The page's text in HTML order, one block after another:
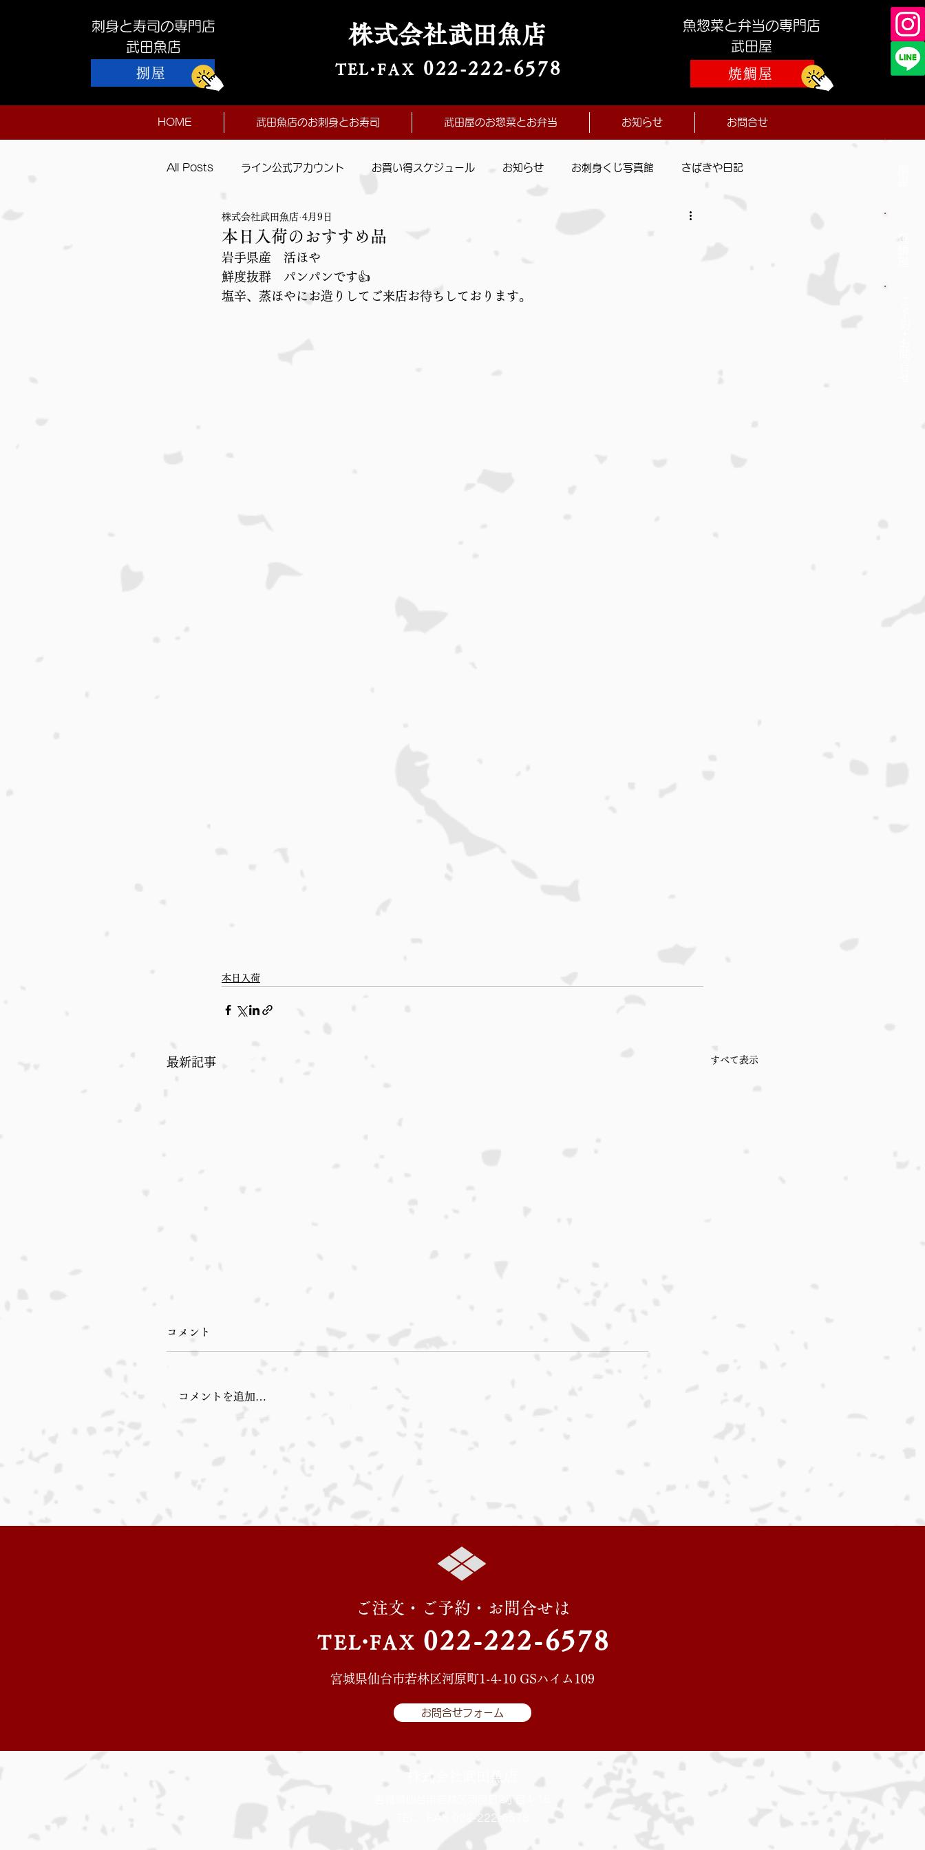
焼鯛屋
刺身と寿司の専門店
​武田魚店
捌屋
株式会社武田魚店
TEL・FAX 022-222-6578
魚惣菜と弁当の専門店
​武田屋
焼鯛屋
HOME 武田魚店のお刺身とお寿司 武田屋のお惣菜とお弁当 お知らせ お問合せ
All Posts ライン公式アカウント お買い得スケジュール お知らせ お刺身くじ写真館 さばきや日記
本日入荷
本日入荷のおすすめ品
株式会社武田魚店 4月9日
岩手県産　活ほや
鮮度抜群　パンパンです👍
塩辛、蒸ほやにお造りしてご来店お待ちしております。
本日入荷
最新記事 すべて表示
コメント
コメントを追加…
ご注文・ご予約・お問合せは
TEL・FAX 022-222-6578
宮城県仙台市若林区河原町1-4-10 GSハイム109
お問合せフォーム
株式会社武田魚店
宮城県仙台市若林区河原町2丁目4-16
TEL・FAX 022-222-6578